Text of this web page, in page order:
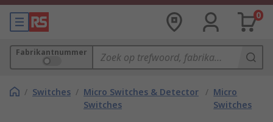
0
Fabrikantnummer
/ Switches / Micro Switches & Detector
Switches
/ Micro
Switches